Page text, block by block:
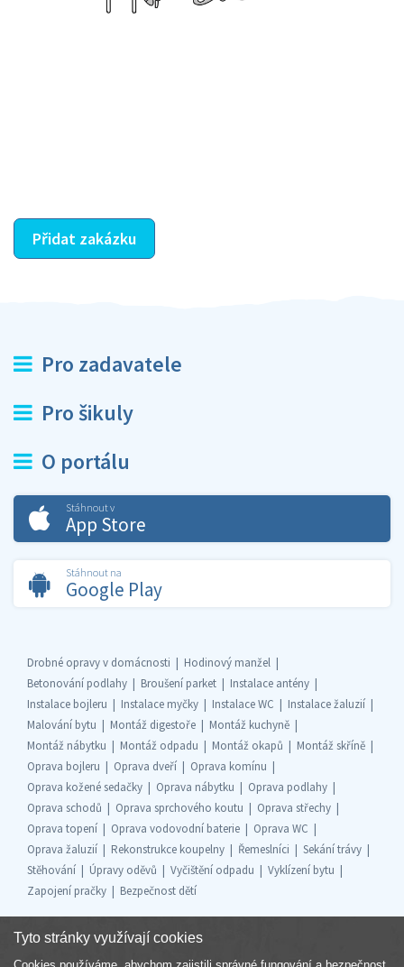
Přidat zakázku
Pro zadavatele
Pro šikuly
O portálu
Stáhnout v
App Store
Stáhnout na
Google Play
Drobné opravy v domácnosti
Hodinový manžel
Betonování podlahy
Broušení parket
Instalace antény
Instalace bojleru
Instalace myčky Instalace WC
Instalace žaluzií
Malování bytu
Montáž digestoře
Montáž kuchyně
Montáž nábytku
Montáž odpadu Montáž okapů
Montáž skříně
Oprava bojleru
Oprava dveří
Oprava komínu
Oprava kožené sedačky
Oprava nábytku
Oprava podlahy
Oprava schodů
Oprava sprchového koutu
Oprava střechy
Oprava topení
Oprava vodovodní baterie
Oprava WC
Oprava žaluzií
Rekonstrukce koupelny Řemeslníci
Sekání trávy
Stěhování
Úpravy oděvů Vyčištění odpadu
Vyklízení bytu
Zapojení pračky
Bezpečnost dětí
Tyto stránky využívají cookies